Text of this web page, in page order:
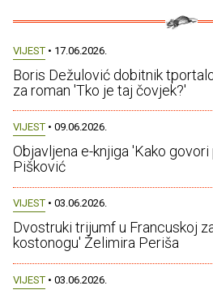
VIJEST • 17.06.2026.
Boris Dežulović dobitnik
za roman 'Tko je taj čovjek?'
VIJEST • 09.06.2026.
Objavljena e-knjiga 'Kako
Pišković
VIJEST • 03.06.2026.
Dvostruki trijumf u Francuskoj
kostonogu' Želimira Periša
VIJEST • 03.06.2026.